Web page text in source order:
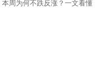
本周为何不跌反涨？一文看懂